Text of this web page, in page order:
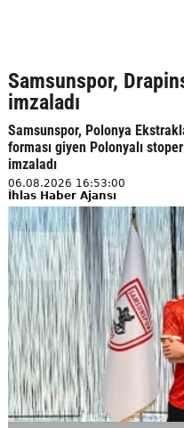
Samsunspor,
imzaladı
Samsunspor, Polonya
forması giyen Polonyalı
imzaladı
06.08.2026 16:53:00
İhlas Haber Ajansı